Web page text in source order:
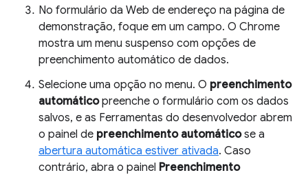
No formulário da Web de endereço na página de
demonstração, foque em um campo. O Chrome
mostra um menu suspenso com opções de
preenchimento automático de dados.
Selecione uma opção no menu. O preenchimento
automáticopreenche o formulário com os dados
salvos, e as Ferramentas do desenvolvedor abrem
o painel de preenchimento automáticose a
abertura automática estiver ativada. Caso
contrário, abra o painel Preenchimento